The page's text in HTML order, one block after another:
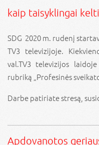
kaip taisyklingai
SDG 2020 m. rudenį
TV3 televizijoje.
val.TV3 televizijos
rubriką „Profesinės
Darbe patiriate stresą,
Apdovanotos